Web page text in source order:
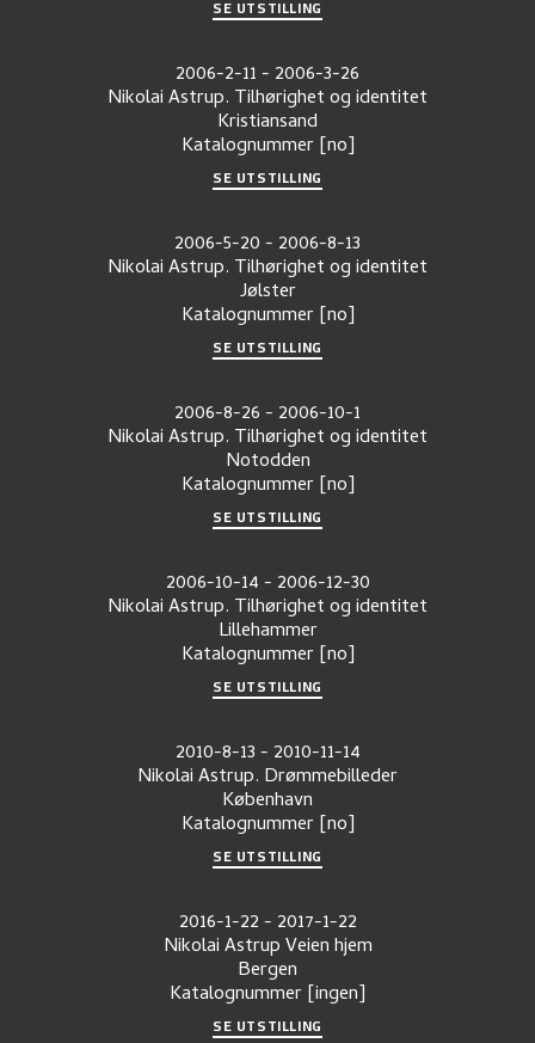
SE UTSTILLING
2006-2-11- 2006-3-26
Nikolai Astrup. Tilhørighet og identitet
Kristiansand
Katalognummer [no]
SE UTSTILLING
2006-5-20- 2006-8-13
Nikolai Astrup. Tilhørighet og identitet
Jølster
Katalognummer [no]
SE UTSTILLING
2006-8-26- 2006-10-1
Nikolai Astrup. Tilhørighet og identitet
Notodden
Katalognummer [no]
SE UTSTILLING
2006-10-14- 2006-12-30
Nikolai Astrup. Tilhørighet og identitet
Lillehammer
Katalognummer [no]
SE UTSTILLING
2010-8-13- 2010-11-14
Nikolai Astrup. Drømmebilleder
København
Katalognummer [no]
SE UTSTILLING
2016-1-22- 2017-1-22
Nikolai Astrup Veien hjem
Bergen
Katalognummer[ingen]
SE UTSTILLING